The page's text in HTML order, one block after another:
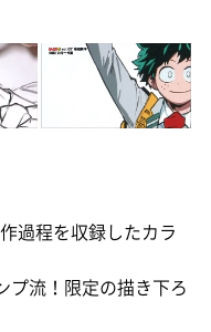
過程を収録したカラ
プ流！限定の描き下ろ